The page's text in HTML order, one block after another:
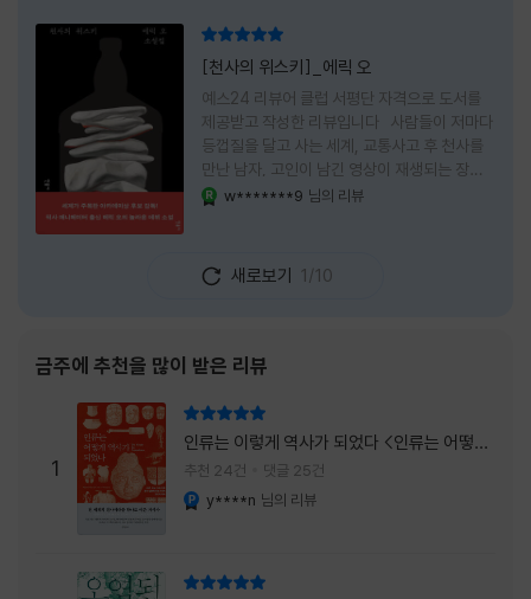
[천사의 위스키]_에릭 오
예스24 리뷰어 클럽 서평단 자격으로 도서를
제공받고 작성한 리뷰입니다 사람들이 저마다
등껍질을 달고 사는 세계, 교통사고 후 천사를
만난 남자, 고인이 남긴 영상이 재생되는 장례
식장에서 똥을 싼 개. 이 책에는 몇 줄만 읽어도
넘어가 있었다. 소설을 읽으면서 잘 만든 단편
애니메이션 여러 편을 차례로 보는 기분이 들었
선명하게 그려졌고, 한 편이 끝날 때마다 질문
이 뒤따라왔다. 감출 수 없는 세계는 더 다정할
까 「등껍질」의 세계에서 사람들은 저마다 다른
등껍질을 달고 살아간다. 몸의 일부이면서 한
사람을 표현하는 수단
w*******9 님의 리뷰
새로보기 1/10
금주에 추천을 많이 받은 리뷰
1
인류는 이렇게 역사가 되었다 <인류는 어떻게
역사가 되었나>
추천 24건 댓글 25건
y****n 님의 리뷰